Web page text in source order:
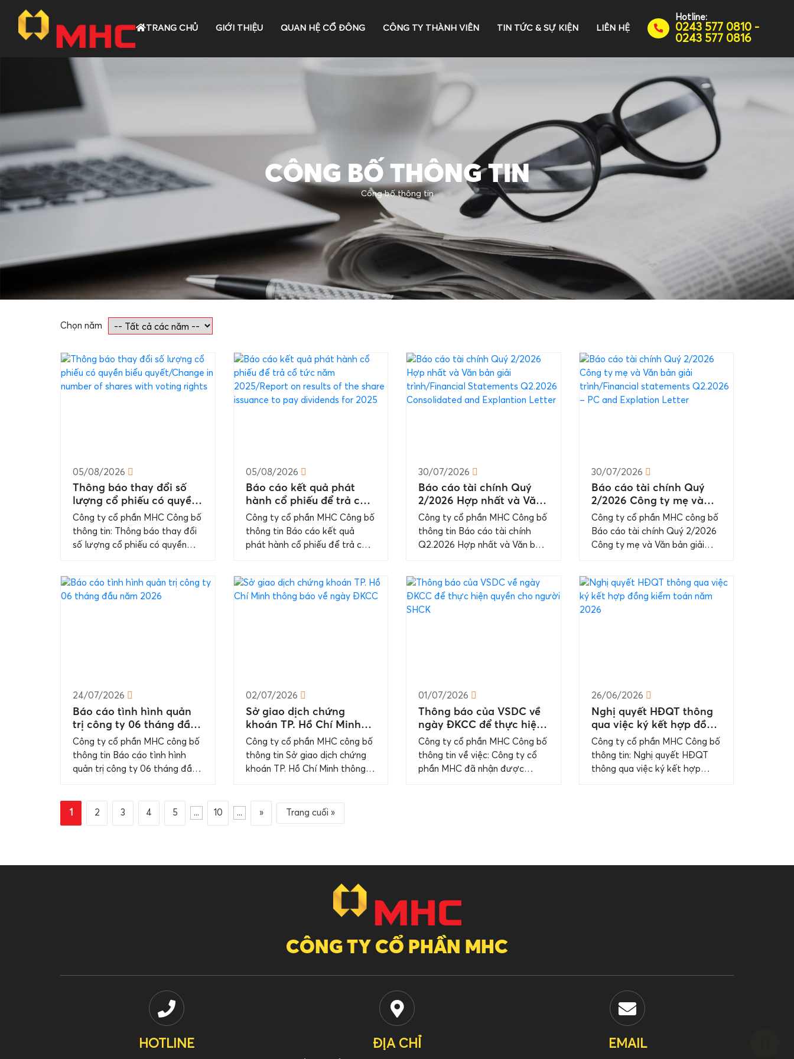
TRANG CHỦ GIỚI THIỆU QUAN HỆ CỔ ĐÔNG CÔNG TY THÀNH VIÊN TIN TỨC & SỰ KIỆN LIÊN HỆ
Hotline:
0243 577 0810 -
0243 577 0816
CÔNG BỐ THÔNG TIN
Công bố thông tin
Chọn năm
05/08/2026
Thông báo thay đổi số
lượng cổ phiếu có quyền
biểu quyết/Change in
number of shares with
voting rights
Công ty cổ phần MHC Công bố
thông tin: Thông báo thay đổi
số lượng cổ phiếu có quyền
05/08/2026
Báo cáo kết quả phát
hành cổ phiếu để trả cổ
tức năm 2025/Report on
results of the share
issuance to pay dividends
for 2025
Công ty cổ phần MHC Công bố
thông tin Báo cáo kết quả
phát hành cổ phiếu để trả cổ
30/07/2026
Báo cáo tài chính Quý
2/2026 Hợp nhất và Văn
bản giải trình/Financial
Statements Q2.2026
Consolidated and
Explantion Letter
Công ty cổ phần MHC Công bố
thông tin Báo cáo tài chính
Q2.2026 Hợp nhất và Văn bản
30/07/2026
Báo cáo tài chính Quý
2/2026 Công ty mẹ và
Văn bản giải
trình/Financial
statements Q2.2026 – PC
and Explation Letter
Công ty cổ phần MHC công bố
Báo cáo tài chính Quý 2/2026
Công ty mẹ và Văn bản giải
24/07/2026
Báo cáo tình hình quản
trị công ty 06 tháng đầu
năm 2026
Công ty cổ phần MHC công bố
thông tin Báo cáo tình hình
quản trị công ty 06 tháng đầu
02/07/2026
Sở giao dịch chứng
khoán TP. Hồ Chí Minh
thông báo về ngày ĐKCC
Công ty cổ phần MHC công bố
thông tin Sở giao dịch chứng
khoán TP. Hồ Chí Minh thông
01/07/2026
Thông báo của VSDC về
ngày ĐKCC để thực hiện
quyền cho người SHCK
Công ty cổ phần MHC Công bố
thông tin về việc: Công ty cổ
phần MHC đã nhận được
26/06/2026
Nghị quyết HĐQT thông
qua việc ký kết hợp đồng
kiểm toán năm 2026
Công ty cổ phần MHC Công bố
thông tin: Nghị quyết HĐQT
thông qua việc ký kết hợp
1
2 3 4 5 ... 10 ... » Trang cuối »
CÔNG TY CỔ PHẦN MHC
HOTLINE ĐỊA CHỈ EMAIL